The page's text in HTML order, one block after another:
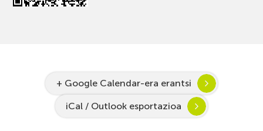
+ Google Calendar-era erantsi
iCal / Outlook esportazioa